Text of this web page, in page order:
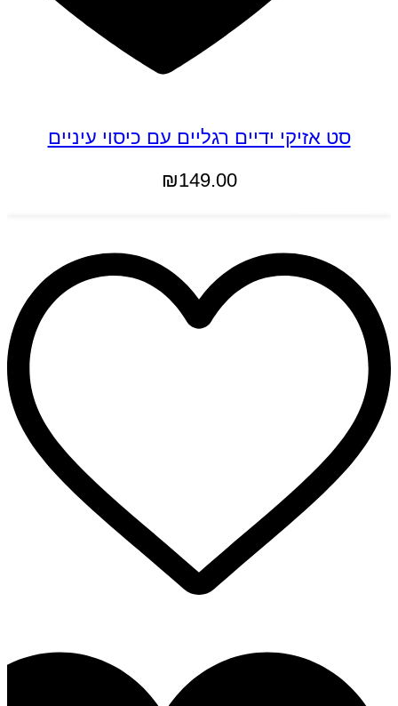
סט אזיקי ידיים רגליים עם כיסוי עיניים
₪149.00